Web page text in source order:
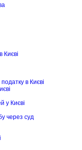
Києві
в Києві
у Києві
через суд